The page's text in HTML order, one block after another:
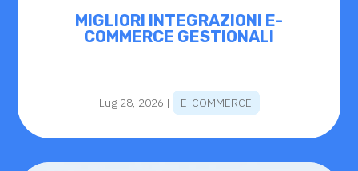
MIGLIORI INTEGRAZIONI E-
COMMERCE GESTIONALI
Lug 28, 2026 | E-COMMERCE